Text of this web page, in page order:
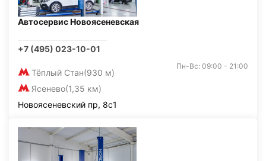
Автосервис Новоясеневская
+7 (495) 023-10-01
Тёплый Стан(930 м)
Ясенево(1,35 км)
Пн-Вс: 09:00 - 21:00
Новоясеневский пр, 8с1